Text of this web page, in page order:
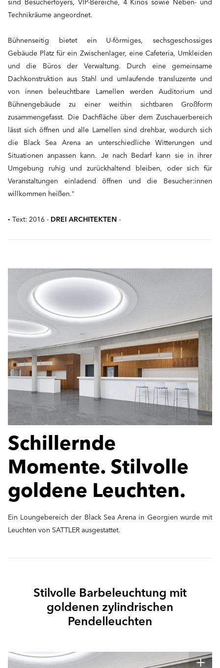
sind Besucherfoyers, VIP-Bereiche, 4 Kinos sowie Neben- und
Technikräume angeordnet.
Bühnenseitig bietet ein U-förmiges, sechsgeschossiges
Gebäude Platz für ein Zwischenlager, eine Cafeteria, Umkleiden
und die Büros der Verwaltung. Durch eine gemeinsame
Dachkonstruktion aus Stahl und umlaufende transluzente und
von innen beleuchtbare Lamellen werden Auditorium und
Bühnengebäude zu einer weithin sichtbaren Großform
zusammengefasst. Die Dachfläche über dem Zuschauerbereich
lässt sich öffnen und alle Lamellen sind drehbar, wodurch sich
die Black Sea Arena an unterschiedliche Witterungen und
Situationen anpassen kann. Je nach Bedarf kann sie in ihrer
Umgebung ruhig und zurückhaltend bleiben, oder sich für
Veranstaltungen einladend öffnen und die Besucher:innen
willkommen heißen."
- Text: 2016 - DREI ARCHITEKTEN -
Schillernde
Momente. Stilvolle
goldene Leuchten.
Ein Loungebereich der Black Sea Arena in Georgien wurde mit
Leuchten von SATTLER ausgestattet.
Stilvolle Barbeleuchtung mit
goldenen zylindrischen
Pendelleuchten